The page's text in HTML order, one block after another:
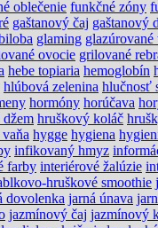
oblečenie funkčné zóny
gaštanový čaj gaštanový
glaming glazúrované
ovocie grilované
hebe topiaria hemoglobín
hlúbová zelenina hlučnosť
hormóny horúčava
hruškový koláč
hygge hygiena
infikovaný hmyz
farby interiérové žalúzie
hruškové smoothie
dovolenka jarná únava
jazmínový čaj jazmínový